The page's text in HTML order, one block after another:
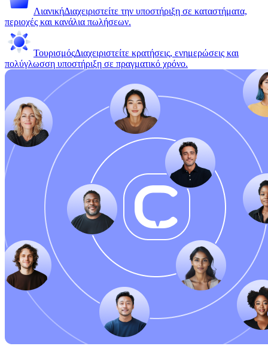
ΛιανικήΔιαχειριστείτε την υποστήριξη σε καταστήματα,
περιοχές και κανάλια πωλήσεων.
ΤουρισμόςΔιαχειριστείτε κρατήσεις, ενημερώσεις και
πολύγλωσση υποστήριξη σε πραγματικό χρόνο.